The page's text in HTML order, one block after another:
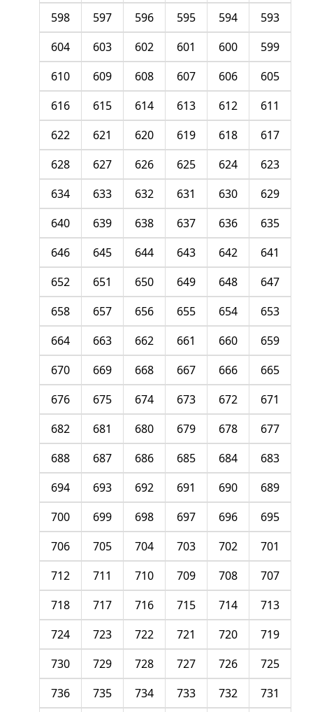
593
594
595
596
597
598
599
600
601
602
603
604
605
606
607
608
609
610
611
612
613
614
615
616
617
618
619
620
621
622
623
624
625
626
627
628
629
630
631
632
633
634
635
636
637
638
639
640
641
642
643
644
645
646
647
648
649
650
651
652
653
654
655
656
657
658
659
660
661
662
663
664
665
666
667
668
669
670
671
672
673
674
675
676
677
678
679
680
681
682
683
684
685
686
687
688
689
690
691
692
693
694
695
696
697
698
699
700
701
702
703
704
705
706
707
708
709
710
711
712
713
714
715
716
717
718
719
720
721
722
723
724
725
726
727
728
729
730
731
732
733
734
735
736